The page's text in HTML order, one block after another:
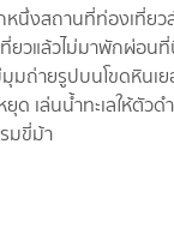
หนึ่งสถานที่ท่องเที่ย
ยวแล้วไม่มาพักผ่อน
ถ่ายรูปบนโขดหินเย
ด เล่นน้ำทะเลให้ตัว
มขี่ม้า